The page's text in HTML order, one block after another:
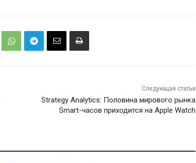
Следующая статья
Strategy Analytics: Половина мирового рынка
Smart-часов приходится на Apple Watch